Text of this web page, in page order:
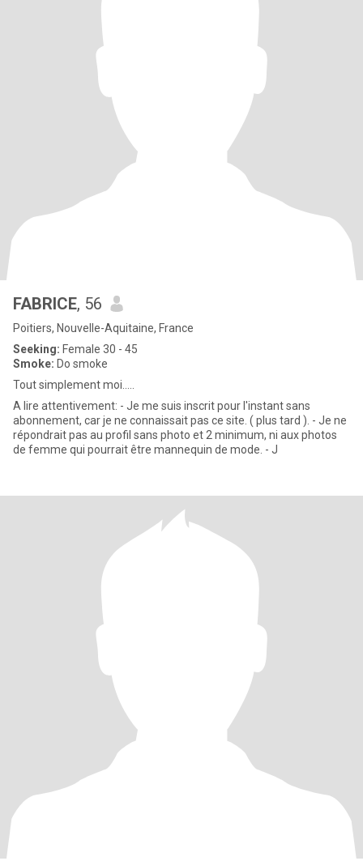
FABRICE, 56
Poitiers, Nouvelle-Aquitaine, France
Seeking: Female 30 - 45
Smoke: Do smoke
Tout simplement moi.....
A lire attentivement: - Je me suis inscrit pour l'instant sans
abonnement, car je ne connaissait pas ce site. ( plus tard ). - Je ne
répondrait pas au profil sans photo et 2 minimum, ni aux photos
de femme qui pourrait être mannequin de mode. - J